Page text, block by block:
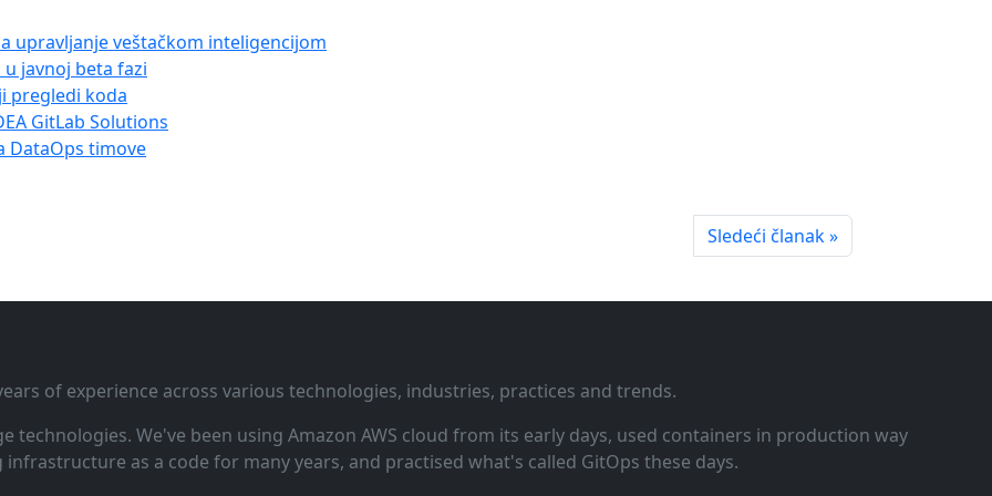
upravljanje veštačkom inteligencijom
javnoj beta fazi
pregledi koda
GitLab Solutions
DataOps timove
Sledeći članak »
of experience across various technologies, industries, practices and trends.
technologies. We've been using Amazon AWS cloud from its early days, used containers in production way
as a code for many years, and practised what's called GitOps these days.